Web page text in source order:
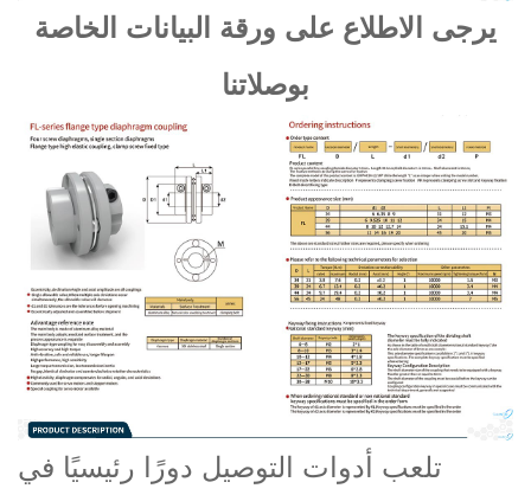
يرجى الاطلاع على ورقة البيانات الخاصة
بوصلاتنا
تلعب أدوات التوصيل دورًا رئيسيًا في